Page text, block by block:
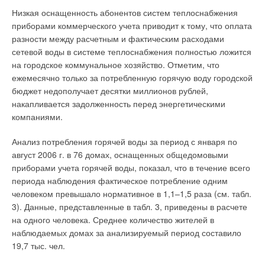
Низкая оснащенность абонентов систем теплоснабжения
приборами коммерческого учета приводит к тому, что оплата
разности между расчетным и фактическим расходами
сетевой воды в системе теплоснабжения полностью ложится
на городское коммунальное хозяйство. Отметим, что
ежемесячно только за потребленную горячую воду городской
бюджет недополучает десятки миллионов рублей,
накапливается задолженность перед энергетическими
компаниями.
Анализ потребления горячей воды за период с января по
август 2006 г. в 76 домах, оснащенных общедомовыми
приборами учета горячей воды, показал, что в течение всего
периода наблюдения фактическое потребление одним
человеком превышало нормативное в 1,1–1,5 раза (см. табл.
3). Данные, представленные в табл. 3, приведены в расчете
на одного человека. Среднее количество жителей в
наблюдаемых домах за анализируемый период составило
19,7 тыс. чел.
Поэтому работа теплогенератора в условиях низких
температур проходит с понижением номинальной тепловой
мощности, т.к. часть ее затрачивается на подогрев воздуха,
идущего на горение. Для стабильной работы
теплогенераторов в условиях низких температур нужен
подогрев воздуха, а, следовательно, дополнительные
затраты. В случае подачи воздуха в теплогенераторы по
индивидуальным приточным воздуховодам к каждому
теплогенератору такие меры предусмотреть невозможно.
Применение такого воздухозабора в регионах с
температурой наружного воздуха ниже регламентируемой
фирмами-изготовителями (при t = 20°С), по нашему мнению,
нецелесообразно. Для обеспечения сходных условий тяги во
всех режимах работы и при различном числе работающих
теплогенераторов в основании дымохода в жилых домах при
определенной этажности предусматривается
компенсационное отверстие или компенсационный
трубопровод, через который подается наружный воздух для
проектирование, строительство и эксплуатацию
поквартирных систем теплоснабжения. Им стал Свод правил
по проектированию и строительству СП 41-108–2004,
одобренный Госстроем РФ. Одновременно в ряде регионов
стали действовать территориальные строительные нормы
(ТСН), узаконившие поквартирное теплоснабжение на
местах.
Для Московской области это ТСН 41-312–2004 МО. Конечно,
бюрократическую систему согласований и разрешений,
свирепствующую на просторах России и удушающую всякое
живое движение, но они, по крайней мере, очертили
коридор, по которому могут продвигаться энтузиасты
поквартирного теплоснабжения.
Рассмотрим основные требования к системам поквартирного
теплоснабжения на примере Территориальных
строительных норм для московской области ТСН 41-312–